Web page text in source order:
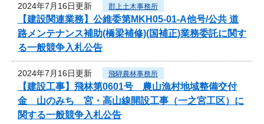
2024年7月16日更新 郡上土木事務所
【建設関連業務】公維委第MKH05-01-A他号/公共 道
路メンテナンス補助(橋梁補修)(国補正)業務委託に関す
る一般競争入札公告
2024年7月16日更新 飛騨農林事務所
【建設工事】飛林第0601号 農山漁村地域整備交付
金 山のみち 宮・高山線開設工事（一之宮工区）に
関する一般競争入札公告